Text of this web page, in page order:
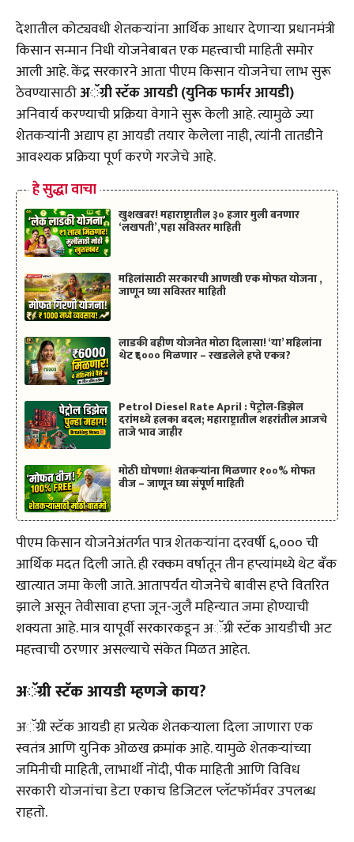
देशातील कोट्यवधी शेतकऱ्यांना आर्थिक आधार देणाऱ्या प्रधानमंत्री
किसान सन्मान निधी योजनेबाबत एक महत्त्वाची माहिती समोर
आली आहे. केंद्र सरकारने आता पीएम किसान योजनेचा लाभ सुरू
ठेवण्यासाठीअॅग्री स्टॅक आयडी (युनिक फार्मर आयडी)
अनिवार्य करण्याची प्रक्रिया वेगाने सुरू केली आहे. त्यामुळे ज्या
शेतकऱ्यांनी अद्याप हा आयडी तयार केलेला नाही, त्यांनी तातडीने
आवश्यक प्रक्रिया पूर्ण करणे गरजेचे आहे.
हे सुद्धा वाचा
खुशखबर! महाराष्ट्रातील ३० हजार मुली बनणार
‘लखपती’,पहा सविस्तर माहिती
महिलांसाठी सरकारची आणखी एक मोफत योजना ,
जाणून घ्या सविस्तर माहिती
लाडकी बहीण योजनेत मोठा दिलासा! ‘या’ महिलांना
थेट ₹६००० मिळणार – रखडलेले हप्ते एकत्र?
Petrol Diesel Rate April : पेट्रोल-डिझेल
दरांमध्ये हलका बदल; महाराष्ट्रातील शहरांतील आजचे
ताजे भाव जाहीर
मोठी घोषणा! शेतकऱ्यांना मिळणार १००% मोफत
वीज – जाणून घ्या संपूर्ण माहिती
पीएम किसान योजनेअंतर्गत पात्र शेतकऱ्यांना दरवर्षी ₹६,००० ची
आर्थिक मदत दिली जाते. ही रक्कम वर्षातून तीन हप्त्यांमध्ये थेट बँक
खात्यात जमा केली जाते. आतापर्यंत योजनेचे बावीस हप्ते वितरित
झाले असून तेवीसावा हप्ता जून-जुलै महिन्यात जमा होण्याची
शक्यता आहे. मात्र यापूर्वी सरकारकडून अॅग्री स्टॅक आयडीची अट
महत्त्वाची ठरणार असल्याचे संकेत मिळत आहेत.
अॅग्री स्टॅक आयडी म्हणजे काय?
अॅग्री स्टॅक आयडी हा प्रत्येक शेतकऱ्याला दिला जाणारा एक
स्वतंत्र आणि युनिक ओळख क्रमांक आहे. यामुळे शेतकऱ्यांच्या
जमिनीची माहिती, लाभार्थी नोंदी, पीक माहिती आणि विविध
सरकारी योजनांचा डेटा एकाच डिजिटल प्लॅटफॉर्मवर उपलब्ध
राहतो.